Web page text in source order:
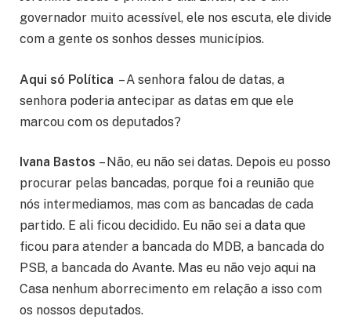
governador muito acessível, ele nos escuta, ele divide
com a gente os sonhos desses municípios.
Aqui só Política – A senhora falou de datas, a
senhora poderia antecipar as datas em que ele
marcou com os deputados?
Ivana Bastos – Não, eu não sei datas. Depois eu posso
procurar pelas bancadas, porque foi a reunião que
nós intermediamos, mas com as bancadas de cada
partido. E ali ficou decidido. Eu não sei a data que
ficou para atender a bancada do MDB, a bancada do
PSB, a bancada do Avante. Mas eu não vejo aqui na
Casa nenhum aborrecimento em relação a isso com
os nossos deputados.